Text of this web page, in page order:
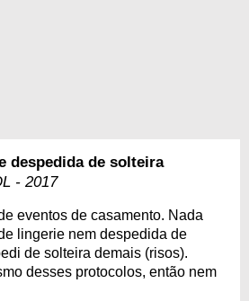
despedida de solteira
- 2017
eventos de casamento. Nada
lingerie nem despedida de
de solteira demais (risos).
desses protocolos, então nem